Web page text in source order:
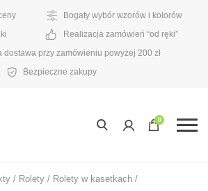
Bogaty wybór wzorów i kolorów
Realizacja zamówień “od ręki”
dostawa przy zamówieniu powyżej 200 zł
Bezpieczne zakupy
0
/ Rolety / Rolety w kasetkach /